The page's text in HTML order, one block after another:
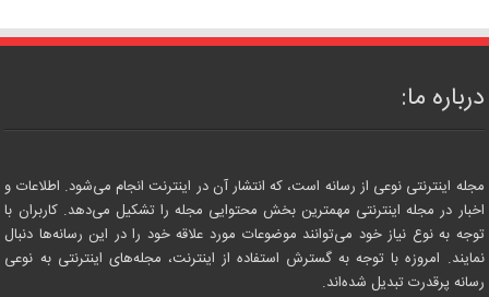
درباره ما:
مجله اینترنتی نوعی از رسانه است، که انتشار آن در اینترنت انجام می‌شود. اطلاعات و
اخبار در مجله اینترنتی مهمترین بخش محتوایی مجله را تشکیل می‌دهد. کاربران با
توجه به نوع نیاز خود می‌توانند موضوعات مورد علاقه خود را در این رسانه‌ها دنبال
نمایند. امروزه با توجه به گسترش استفاده از اینترنت، مجله‌های اینترنتی به نوعی
رسانه پرقدرت تبدیل شده‌اند.